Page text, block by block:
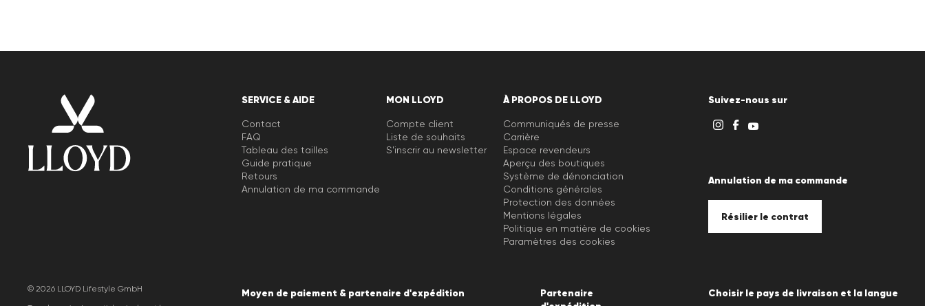
SERVICE & AIDE
Contact
FAQ
Tableau des tailles
Guide pratique
Retours
Annulation de ma commande
MON LLOYD
Compte client
Liste de souhaits
S'inscrir au newsletter
À PROPOS DE LLOYD
Communiqués de presse
Carrière
Espace revendeurs
Aperçu des boutiques
Système de dénonciation
Conditions générales
Protection des données
Mentions légales
Politique en matière de cookies
Paramètres des cookies
Suivez-nous sur
Annulation de ma commande
Résilier le contrat
Moyen de paiement & partenaire d'expédition
Partenaire
Choisir le pays de livraison et la langue
© 2026 LLOYD Lifestyle GmbH